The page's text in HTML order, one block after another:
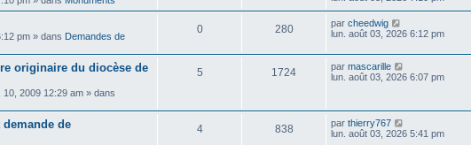
pm » dans Demandes de
0 280 par cheedwig
lun. août 03, 2026 6:12 pm
originaire du diocèse de
10, 2009 12:29 am » dans
5 1724 par mascarille
lun. août 03, 2026 6:07 pm
de
4 838 par thierry767
lun. août 03, 2026 5:41 pm